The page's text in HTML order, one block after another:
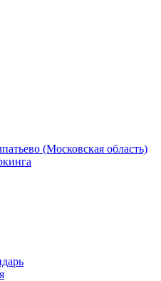
(Московская область)